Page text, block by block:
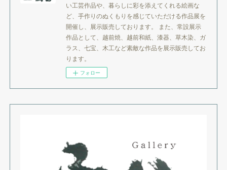
い工芸作品や、暮らしに彩を添えてくれる絵画な
ど、手作りのぬくもりを感じていただける作品展を
開催し、展示販売しております。 また、常設展示
作品として、越前焼、越前和紙、漆器、草木染、ガ
ラス、七宝、木工など素敵な作品を展示販売してお
ります。
フォロー